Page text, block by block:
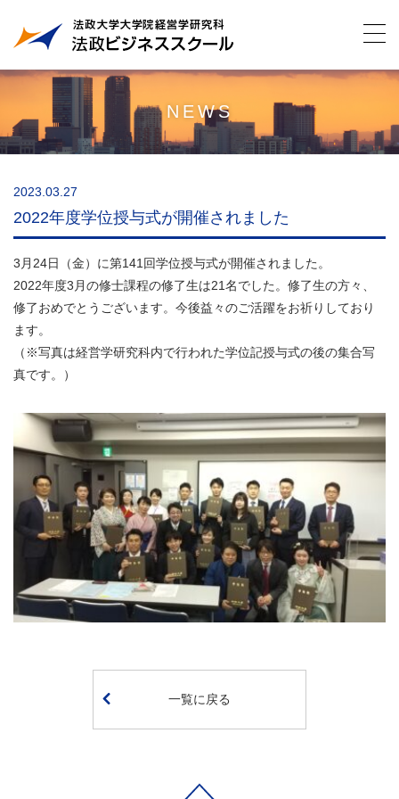
NEWS
2023.03.27
2022年度学位授与式が開催されました
3月24日（金）に第141回学位授与式が開催されました。
2022年度3月の修士課程の修了生は21名でした。修了生の方々、
修了おめでとうございます。今後益々のご活躍をお祈りしており
ます。
（※写真は経営学研究科内で行われた学位記授与式の後の集合写
真です。）
一覧に戻る